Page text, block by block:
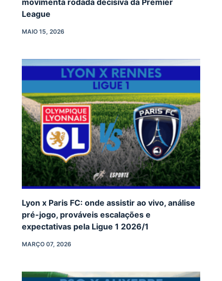
League
MAIO 15, 2026
Lyon x Paris FC: onde assistir ao vivo, análise
pré-jogo, prováveis escalações e
expectativas pela Ligue 1 2026/1
MARÇO 07, 2026